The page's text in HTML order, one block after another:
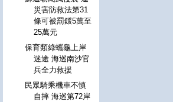
災害防救法第31
條可被罰鍰5萬至
25萬元
保育類綠蠵龜上岸
迷途 海巡南沙官
兵全力救援
民眾騎乘機車不慎
自摔 海巡第72岸